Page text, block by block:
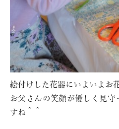
絵付けした花器にいよいよお
お父さんの笑顔が優しく見守
すね＾＾